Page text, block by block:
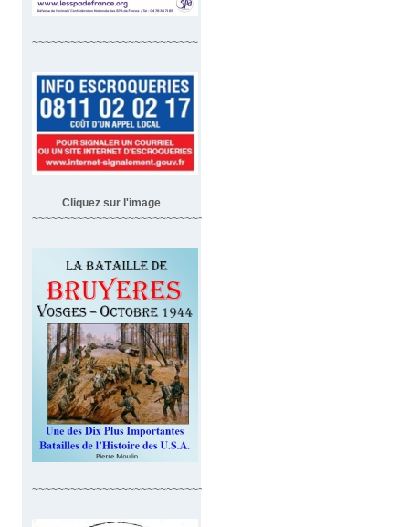
~~~~~~~~~~~~~~~~~~~~~~~~~~
Cliquez sur l'image
~~~~~~~~~~~~~~~~~~~~~~~~~~~~~~~~~~~~
~~~~~~~~~~~~~~~~~~~~~~~~~~~~